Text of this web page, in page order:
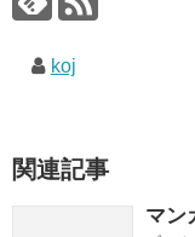
koj
関連記事
マン